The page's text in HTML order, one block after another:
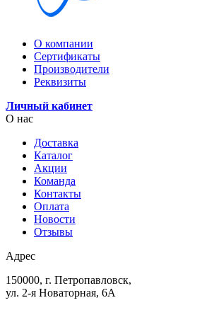
О компании
Сертификаты
Производители
Реквизиты
Личный кабинет
О нас
Доставка
Каталог
Акции
Команда
Контакты
Оплата
Новости
Отзывы
Адрес
150000, г. Петропавловск,
ул. 2-я Новаторная, 6А